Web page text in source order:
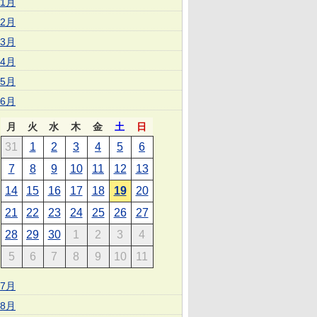
2月
3月
4月
5月
6月
月 火 水 木 金 土 日
31 1 2 3 4 5
6
7
8 9 10 11 12
13
14
15 16 17 18 19
20
21
22 23 24 25 26
27
28
29 30 1 2 3
4
5
6 7 8 9 10 11
7月
8月